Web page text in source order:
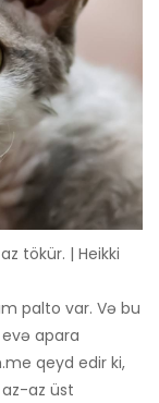
tökür. | Heikki
palto var. Və bu
apara
qeyd edir ki,
az-az üst